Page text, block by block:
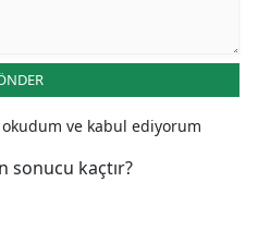
okudum ve kabul ediyorum
sonucu kaçtır?